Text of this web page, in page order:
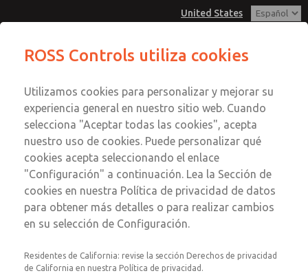
United States
Cuenta
Ver Carrito de Compra
Registrarse
Inscribirse
ROSS Controls utiliza cookies
Utilizamos cookies para personalizar y mejorar su
experiencia general en nuestro sitio web. Cuando
selecciona "Aceptar todas las cookies", acepta
nuestro uso de cookies. Puede personalizar qué
cookies acepta seleccionando el enlace
"Configuración" a continuación. Lea la Sección de
cookies en nuestra Política de privacidad de datos
para obtener más detalles o para realizar cambios
en su selección de Configuración.
Residentes de California: revise la sección Derechos de privacidad
de California en nuestra Política de privacidad.